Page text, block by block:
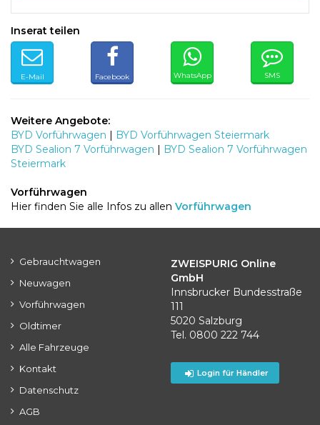
Inserat teilen
E-Mail Facebook WhatsApp SMS
Weitere Angebote:
BYD Vorführwagen | BYD Vorführwagen Steiermark
BYD Sealion 7 Vorführwagen | BYD Sealion 7 Vorführwagen
Steiermark
Vorführwagen
Hier finden Sie alle Infos zu allen Vorführwagen
Gebrauchtwagen
Neuwagen
Vorführwagen
Oldtimer
Alle Fahrzeuge
Kontakt
Datenschutz
AGB
ZWEISPURIG Online
GmbH
Innsbrucker Bundesstraße
111
5020 Salzburg
Tel. 0800 222 744
Login für Händler